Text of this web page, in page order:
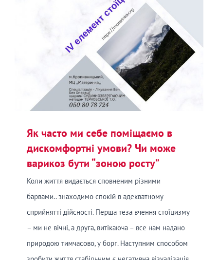
Як часто ми себе поміщаємо в
дискомфортні умови? Чи може
варикоз бути “зоною росту”
Коли життя видається сповненим різними
барвами.. знаходимо спокій в адекватному
сприйнятті дійсності. Перша теза вчення стоїцизму
– ми не вічні, а друга, витікаюча – все нам надано
природою тимчасово, у борг. Наступним способом